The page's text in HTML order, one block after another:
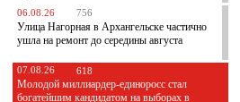
06.08.26 756
Улица Нагорная в Архангельске частично
ушла на ремонт до середины августа
07.08.26 618
Молодой миллиардер-единоросс стал
богатейшим кандидатом на выборах в